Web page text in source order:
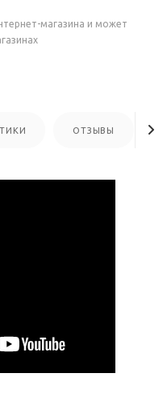
магазина и может
ОТЗЫВЫ